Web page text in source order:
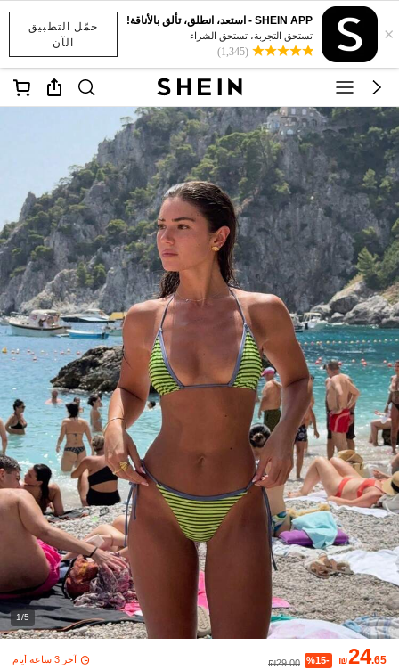
حمّل التطبيق
الآن
×
SHEIN APP - استعد، انطلق، تألق بالأناقة!
تستحق التجربة، تستحق الشراء
(1,345)
1/5
₪24.65
%15-
₪29.00 آخر 3 ساعة أيام